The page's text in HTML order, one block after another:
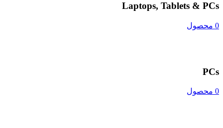
Laptops, Tablets & PCs
0 محصول
PCs
0 محصول